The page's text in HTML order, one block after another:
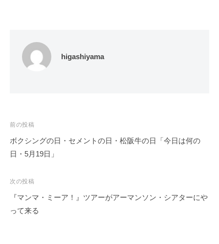
higashiyama
投
稿
ナ
ゲ
ー
シ
前の投稿
ボクシングの日・セメントの日・松阪牛の日「今日は何の
日・5月19日」
次の投稿
『マンマ・ミーア！』ツアーがアーマンソン・シアターにや
って来る